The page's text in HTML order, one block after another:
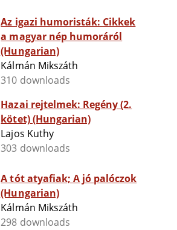
Az igazi humoristák: Cikkek
a magyar nép humoráról
(Hungarian)
Kálmán Mikszáth
310 downloads
Hazai rejtelmek: Regény (2.
kötet) (Hungarian)
Lajos Kuthy
303 downloads
A tót atyafiak; A jó palóczok
(Hungarian)
Kálmán Mikszáth
298 downloads